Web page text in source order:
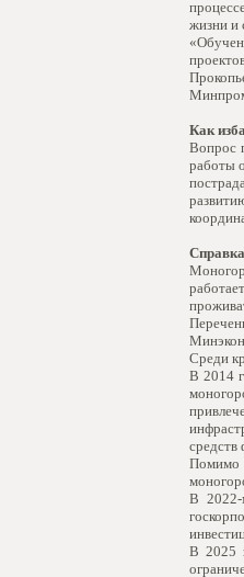
жизни и
Как
Вопрос
работы
Среди
В 2014
средств
Помимо
В 2022-
В 2025